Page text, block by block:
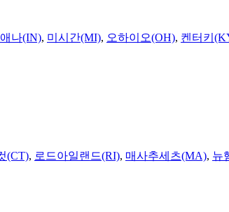
나(IN), 미시간(MI), 오하이오(OH), 켄터키
(CT), 로드아일랜드(RI), 매사추세츠(MA), 뉴